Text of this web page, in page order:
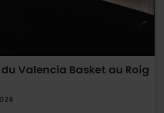
Valencia Basket au Roig